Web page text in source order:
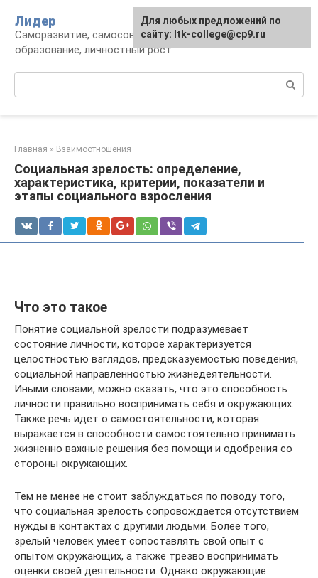
контенту
Лидер
Саморазвитие, самосовершенствование,
образование, личностный рост
Главная » Взаимоотношения
Социальная зрелость: определение,
характеристика, критерии, показатели и
этапы социального взросления
Что это такое
Понятие социальной зрелости подразумевает
состояние личности, которое характеризуется
целостностью взглядов, предсказуемостью поведения,
социальной направленностью жизнедеятельности.
Иными словами, можно сказать, что это способность
личности правильно воспринимать себя и окружающих.
Также речь идет о самостоятельности, которая
выражается в способности самостоятельно принимать
жизненно важные решения без помощи и одобрения со
стороны окружающих.
Тем не менее не стоит заблуждаться по поводу того,
что социальная зрелость сопровождается отсутствием
нужды в контактах с другими людьми. Более того,
зрелый человек умеет сопоставлять свой опыт с
опытом окружающих, а также трезво воспринимать
оценки своей деятельности. Однако окружающие
Для любых предложений по
сайту: ltk-college@cp9.ru